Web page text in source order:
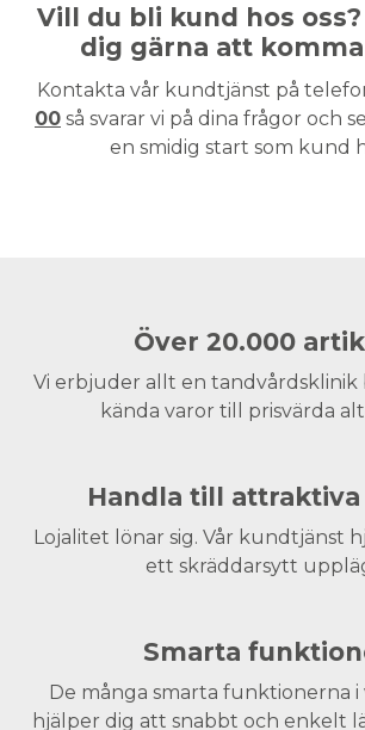
Vill du bli kund hos
dig gärna att
Kontakta vår kundtjänst på
00 så svarar vi på dina frågor och
en smidig start som kund
Över 20.000
Vi erbjuder allt en tandvårdsklinik
kända varor till prisvärda
Handla till
Lojalitet lönar sig. Vår kundtjänst
ett skräddarsytt
Smarta
De många smarta funktionerna i
hjälper dig att snabbt och enkelt